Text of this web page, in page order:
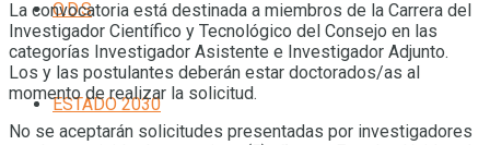
O.D.S
ESTADO 2030
La convocatoria está destinada a miembros de la Carrera del
Investigador Científico y Tecnológico del Consejo en las
categorías Investigador Asistente e Investigador Adjunto.
Los y las postulantes deberán estar doctorados/as al
momento de realizar la solicitud.
No se aceptarán solicitudes presentadas por investigadores